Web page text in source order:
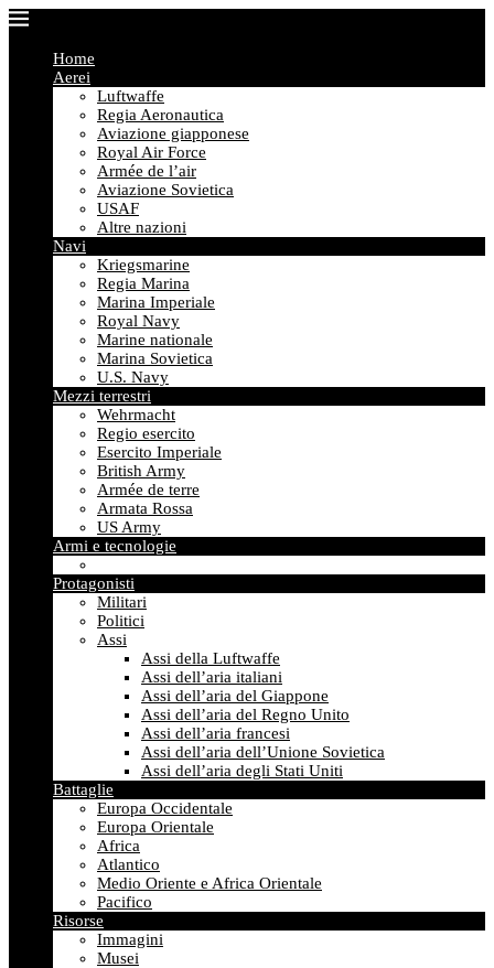
Home
Aerei
Luftwaffe
Regia Aeronautica
Aviazione giapponese
Royal Air Force
Armée de l’air
Aviazione Sovietica
USAF
Altre nazioni
Navi
Kriegsmarine
Regia Marina
Marina Imperiale
Royal Navy
Marine nationale
Marina Sovietica
U.S. Navy
Mezzi terrestri
Wehrmacht
Regio esercito
Esercito Imperiale
British Army
Armée de terre
Armata Rossa
US Army
Armi e tecnologie
Protagonisti
Militari
Politici
Assi
Assi della Luftwaffe
Assi dell’aria italiani
Assi dell’aria del Giappone
Assi dell’aria del Regno Unito
Assi dell’aria francesi
Assi dell’aria dell’Unione Sovietica
Assi dell’aria degli Stati Uniti
Battaglie
Europa Occidentale
Europa Orientale
Africa
Atlantico
Medio Oriente e Africa Orientale
Pacifico
Risorse
Immagini
Musei